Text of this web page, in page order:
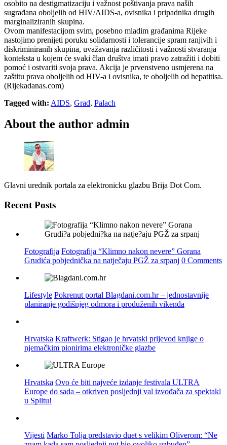
osobito na destigmatizaciju i važnost poštivanja prava naših
sugrađana oboljelih od HIV/AIDS-a, ovisnika i pripadnika drugih
marginaliziranih skupina.
Ovom manifestacijom svim, posebno mladim građanima Rijeke
nastojimo prenijeti poruku solidarnosti i tolerancije spram ranjivih i
diskriminiranih skupina, uvažavanja različitosti i važnosti stvaranja
konteksta u kojem će svaki član društva imati pravo zatražiti i dobiti
pomoć i ostvariti svoja prava. Akcija je prvenstveno usmjerena na
zaštitu prava oboljelih od HIV-a i ovisnika, te oboljelih od hepatitisa.
(Rijekadanas.com)
Tagged with: AIDS, Grad, Palach
About the author admin
Glavni urednik portala za elektronicku glazbu Brija Dot Com.
Recent Posts
Fotografija Fotografija “Klimno nakon nevere” Gorana
Grudića pobjednička na natječaju PGŽ za srpanj 0 Comments
Lifestyle Pokrenut portal Blagdani.com.hr – jednostavnije
planiranje godišnjeg odmora i produženih vikenda
Hrvatska Kraftwerk: Stigao je hrvatski prijevod knjige o
njemačkim pionirima elektroničke glazbe
Hrvatska Ovo će biti najveće izdanje festivala ULTRA
Europe do sada – otkriven posljednji val izvođača za spektakl
u Splitu!
Vijesti Marko Tolja predstavio duet s velikim Oliverom: “Ne